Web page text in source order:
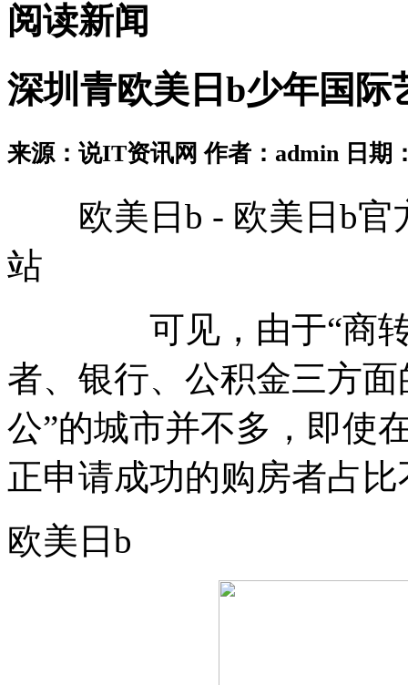
阅读新闻
深圳青欧美日b少年国
来源：说IT资讯网 作者：admin 日期
欧美日b - 欧美日b官
站
可见，由于“商转公
者、银行、公积金三方
公”的城市并不多，即使
正申请成功的购房者占比
欧美日b